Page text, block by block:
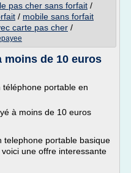
pas cher sans forfait /
/ mobile sans forfait
carte pas cher /
moins de 10 euros
téléphone portable en
à moins de 10 euros
telephone portable basique
une offre interessante